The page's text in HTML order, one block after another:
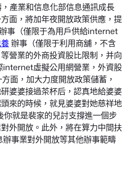
產業和信息化部信息通訊成長
面，將加年夜開放政策供應，提
事（僅限于為用戶供給internet
辦事（僅限于利用商舖，不含
營業的外商投資股比限制，并向
internet虛擬公用網營業，外資股
面，加大力度開放政策儲蓄，
婆婆接過茶杯后，認真地給婆婆
來的時候，就見婆婆對她慈祥地
你就是裴家的兒討支撐進一個步
外開放。此外，將在算力中間扶
辦事業對外開放等其他辦事範疇